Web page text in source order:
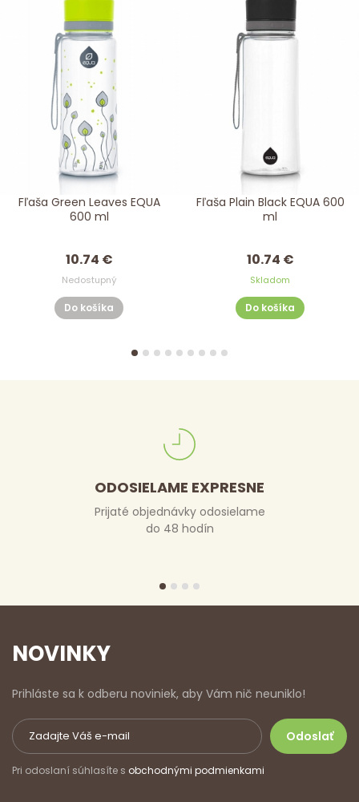
Fľaša Green Leaves EQUA
600 ml
10.74 €
Nedostupný
Do košíka
Fľaša Plain Black EQUA 600
ml
10.74 €
Skladom
Do košíka
ODOSIELAME EXPRESNE
Prijaté objednávky odosielame
do 48 hodín
NOVINKY
Prihláste sa k odberu noviniek, aby Vám nič neuniklo!
Pri odoslaní súhlasíte s obchodnými podmienkami